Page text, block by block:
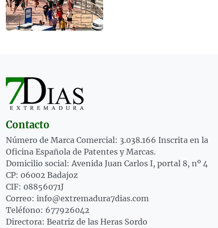
Contacto
Número de Marca Comercial: 3.038.166 Inscrita en la
Oficina Española de Patentes y Marcas.
Domicilio social: Avenida Juan Carlos I, portal 8, nº 4
CP: 06002 Badajoz
CIF: 08856071J
Correo: info@extremadura7dias.com
Teléfono: 677926042
Directora: Beatriz de las Heras Sordo